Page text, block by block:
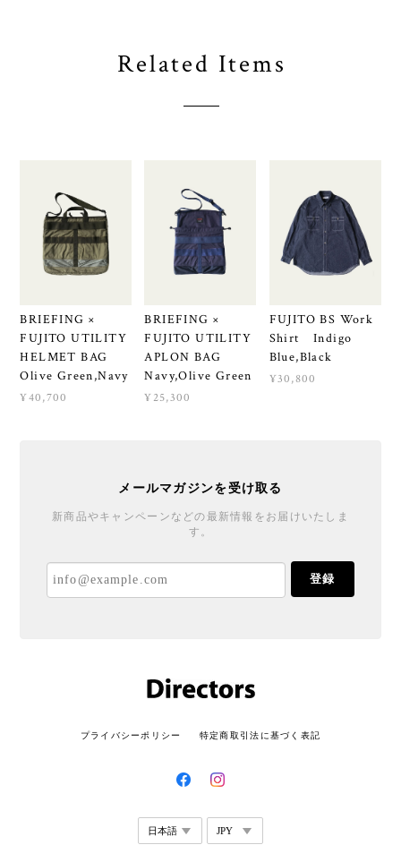
Related Items
BRIEFING ×
FUJITO UTILITY
HELMET BAG
Olive Green,Navy
¥40,700
BRIEFING ×
FUJITO UTILITY
APLON BAG
Navy,Olive Green
¥25,300
FUJITO BS Work
Shirt Indigo
Blue,Black
¥30,800
メールマガジンを受け取る
新商品やキャンペーンなどの最新情報をお届けいたしま
す。
登録
プライバシーポリシー 特定商取引法に基づく表記